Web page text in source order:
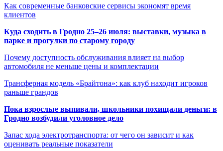
Как современные банковские сервисы экономят время
клиентов
Куда сходить в Гродно 25–26 июля: выставки, музыка в
парке и прогулки по старому городу
Почему доступность обслуживания влияет на выбор
автомобиля не меньше цены и комплектации
Трансферная модель «Брайтона»: как клуб находит игроков
раньше грандов
Пока взрослые выпивали, школьники похищали деньги: в
Гродно возбудили уголовное дело
Запас хода электротранспорта: от чего он зависит и как
оценивать реальные показатели